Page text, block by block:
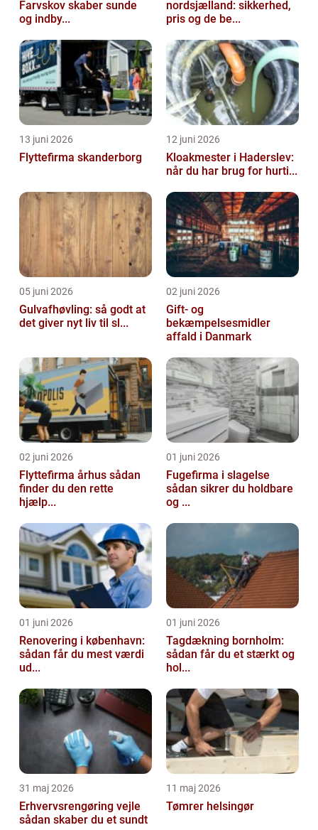
Farvskov skaber sunde
og indby...
nordsjælland: sikkerhed,
pris og de be...
13 juni 2026
Flyttefirma skanderborg
12 juni 2026
Kloakmester i Haderslev:
når du har brug for hurti...
05 juni 2026
Gulvafhøvling: så godt at
det giver nyt liv til sl...
02 juni 2026
Gift- og
bekæmpelsesmidler
affald i Danmark
02 juni 2026
Flyttefirma århus sådan
finder du den rette
hjælp...
01 juni 2026
Fugefirma i slagelse
sådan sikrer du holdbare
og ...
01 juni 2026
Renovering i københavn:
sådan får du mest værdi
ud...
01 juni 2026
Tagdækning bornholm:
sådan får du et stærkt og
hol...
31 maj 2026
Erhvervsrengøring vejle
sådan skaber du et sundt
11 maj 2026
Tømrer helsingør